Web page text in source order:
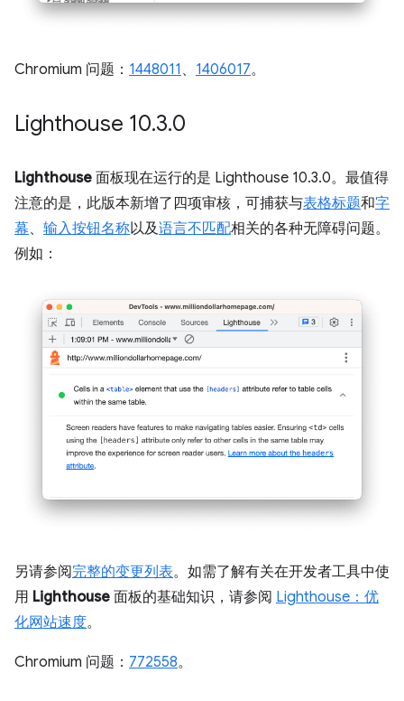
Chromium 问题： 1448011 、 1406017。
Lighthouse 10.3.0
Lighthouse 面板现在运行的是 Lighthouse 10.3.0。最值得
注意的是，此版本新增了四项审核，可捕获与表格标题和字
幕、 输入按钮名称以及语言不匹配相关的各种无障碍问题。
例如：
另请参阅完整的变更列表。如需了解有关在开发者工具中使
用 Lighthouse 面板的基础知识，请参阅 Lighthouse：优
化网站速度。
Chromium 问题： 772558。